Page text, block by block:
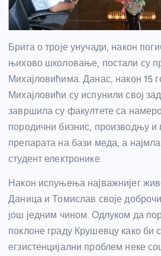
Брига о троје унучади, након
њихово школовање, постали су
Михајловићима. Данас, након 15
Михајловићи су испунили свој
завршила су факултете са
породични бизнис, производњу и
препарата на бази меда, а
студент електронике.
Након испуњења најважнијег
Даница и Томислав своје
још једним чином. Одлуком да
поклоне граду Крушевцу како би
егзистенцијални проблем неке